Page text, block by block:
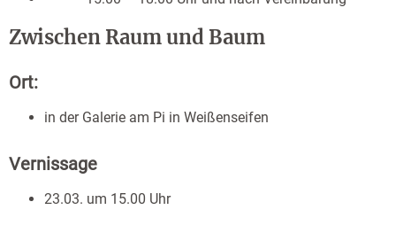
Zwischen Raum und Baum
Ort:
in der Galerie am Pi in Weißenseifen
Vernissage
23.03. um 15.00 Uhr